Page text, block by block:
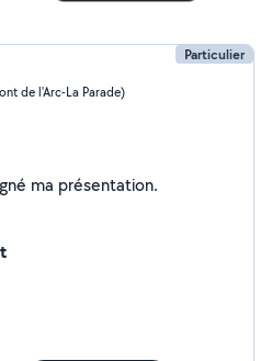
Particulier
de l'Arc-La Parade)
Je n'ai pas encore renseigné ma présentation.